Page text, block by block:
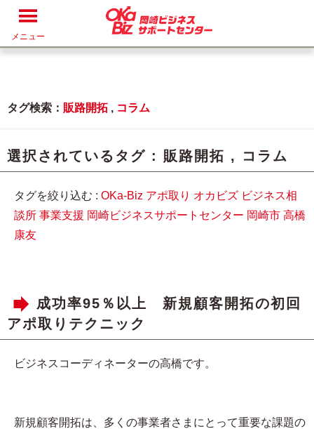
メニュー
タグ検索： 販路開拓 , コラム
選択されているタグ : 販路開拓 , コラム
タグを絞り込む : OKa-Biz アポ取り オカビズ ビジネス相
談所 事業支援 岡崎ビジネスサポートセンター 岡崎市 高橋
康友
成功率95％以上 新規顧客開拓の初回
アポ取りテクニック
ビジネスコーディネーターの高橋です。
新規顧客開拓は、多くの事業者さまにとって重要な課題の